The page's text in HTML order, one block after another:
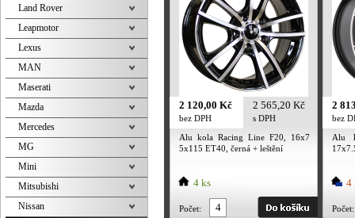
2 120,00 Kč
bez DPH
2 565,20 Kč
s DPH
Alu kola Racing Line F20, 16x7
5x115 ET40, černá + leštění
4 ks
Počet:
2
bez
Alu
4
Počet:
Land Rover
Leapmotor
Lexus
MAN
Maserati
Mazda
Mercedes
MG
Mini
Mitsubishi
Nissan